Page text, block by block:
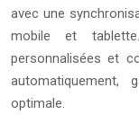
avec une
mobile et
personnalisées et
automatiquement,
optimale.